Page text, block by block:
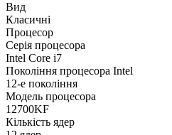
Вид
Класичні
Процесор
Серія процесора
Intel Core i7
Покоління процесора Intel
12-е покоління
Модель процесора
12700KF
Кількість ядер